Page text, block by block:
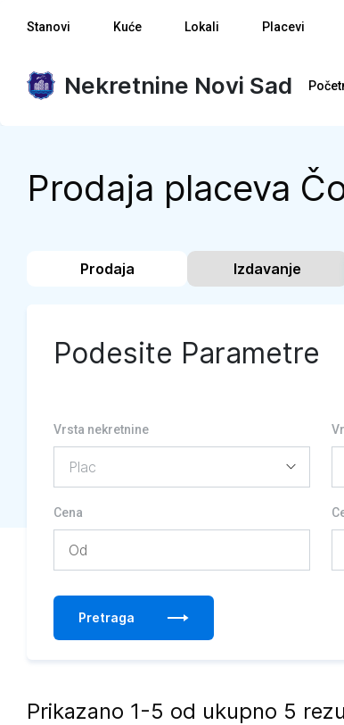
Stanovi Kuće Lokali Placevi
Nekretnine Novi Sad
Prodaja placeva
Prodaja Izdavanje
Podesite Parametre
Vrsta nekretnine
Cena
Pretraga
Prikazano 1-5 od ukupno 5